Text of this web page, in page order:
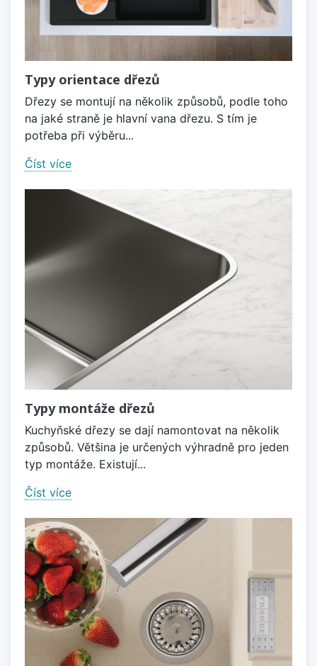
Typy orientace dřezů
Dřezy se montují na několik způsobů, podle toho
na jaké straně je hlavní vana dřezu. S tím je
potřeba při výběru...
Číst více
Typy montáže dřezů
Kuchyňské dřezy se dají namontovat na několik
způsobů. Většina je určených výhradně pro jeden
typ montáže. Existují...
Číst více